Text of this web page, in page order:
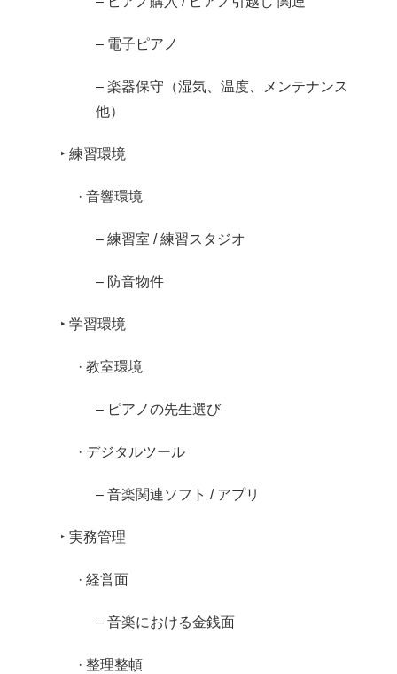
– 電子ピアノ
– 楽器保守（湿気、温度、メンテナンス
他）
‣ 練習環境
· 音響環境
– 練習室 / 練習スタジオ
– 防音物件
‣ 学習環境
· 教室環境
– ピアノの先生選び
· デジタルツール
– 音楽関連ソフト / アプリ
‣ 実務管理
· 経営面
– 音楽における金銭面
· 整理整頓